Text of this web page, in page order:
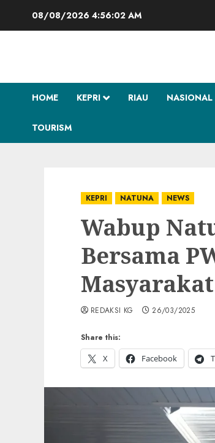
08/08/2026 4:56:03 AM
HOME KEPRI RIAU NASIONAL
TOURISM
KEPRI NATUNA NEWS
Wabup
Bersama
Masyarakat
Share this:
X
Facebook
REDAKSI KG 26/03/2025